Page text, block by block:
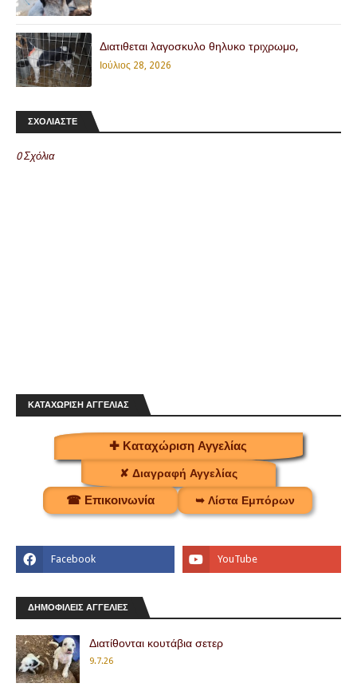
Διατιθεται λαγοσκυλο θηλυκο τριχρωμο,
Ιούλιος 28, 2026
ΣΧΟΛΙΑΣΤΕ
0 Σχόλια
ΚΑΤΑΧΩΡΙΣΗ ΑΓΓΕΛΙΑΣ
✚ Καταχώριση Αγγελίας
✘ Διαγραφή Αγγελίας
☎ Επικοινωνία ➥ Λίστα Εμπόρων
ΔΗΜΟΦΙΛΕΙΣ ΑΓΓΕΛΙΕΣ
Διατίθονται κουτάβια σετερ
9.7.26